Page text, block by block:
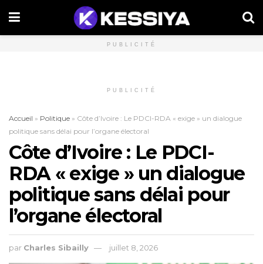
PUBLICITÉ
PUBLICITÉ
Accueil » Politique » Côte d’Ivoire : Le PDCI-RDA « exige » un dialogue
politique sans délai pour l’organe électoral
Côte d’Ivoire : Le PDCI-
RDA « exige » un dialogue
politique sans délai pour
l’organe électoral
par Charles Sibailly juillet 8, 2026